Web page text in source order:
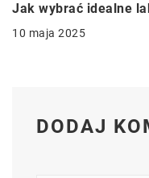
Jak wybrać idealne
10 maja 2025
DODAJ